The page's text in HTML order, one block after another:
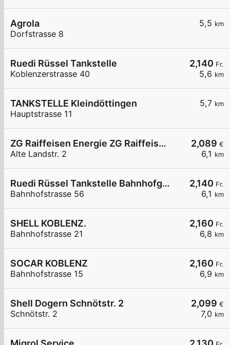
5,5 km
Agrola
Dorfstrasse 8
2,140 Fr.
5,6 km
Ruedi Rüssel Tankstelle
Koblenzerstrasse 40
5,7 km
TANKSTELLE Kleindöttingen
Hauptstrasse 11
2,089 €
6,1 km
ZG Raiffeisen Energie ZG Raiffeisen Tankstelle Albbruck
Alte Landstr. 2
2,140 Fr.
6,1 km
Ruedi Rüssel Tankstelle Bahnhofgarage H.J. Eggspühler
Bahnhofstrasse 56
2,160 Fr.
6,8 km
SHELL KOBLENZ.
Bahnhofstrasse 21
2,160 Fr.
6,9 km
SOCAR KOBLENZ
Bahnhofstrasse 15
2,099 €
7,0 km
Shell Dogern Schnötstr. 2
Schnötstr. 2